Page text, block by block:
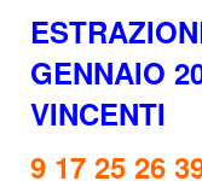
GENNAIO
VINCENTI
9 17 25 26